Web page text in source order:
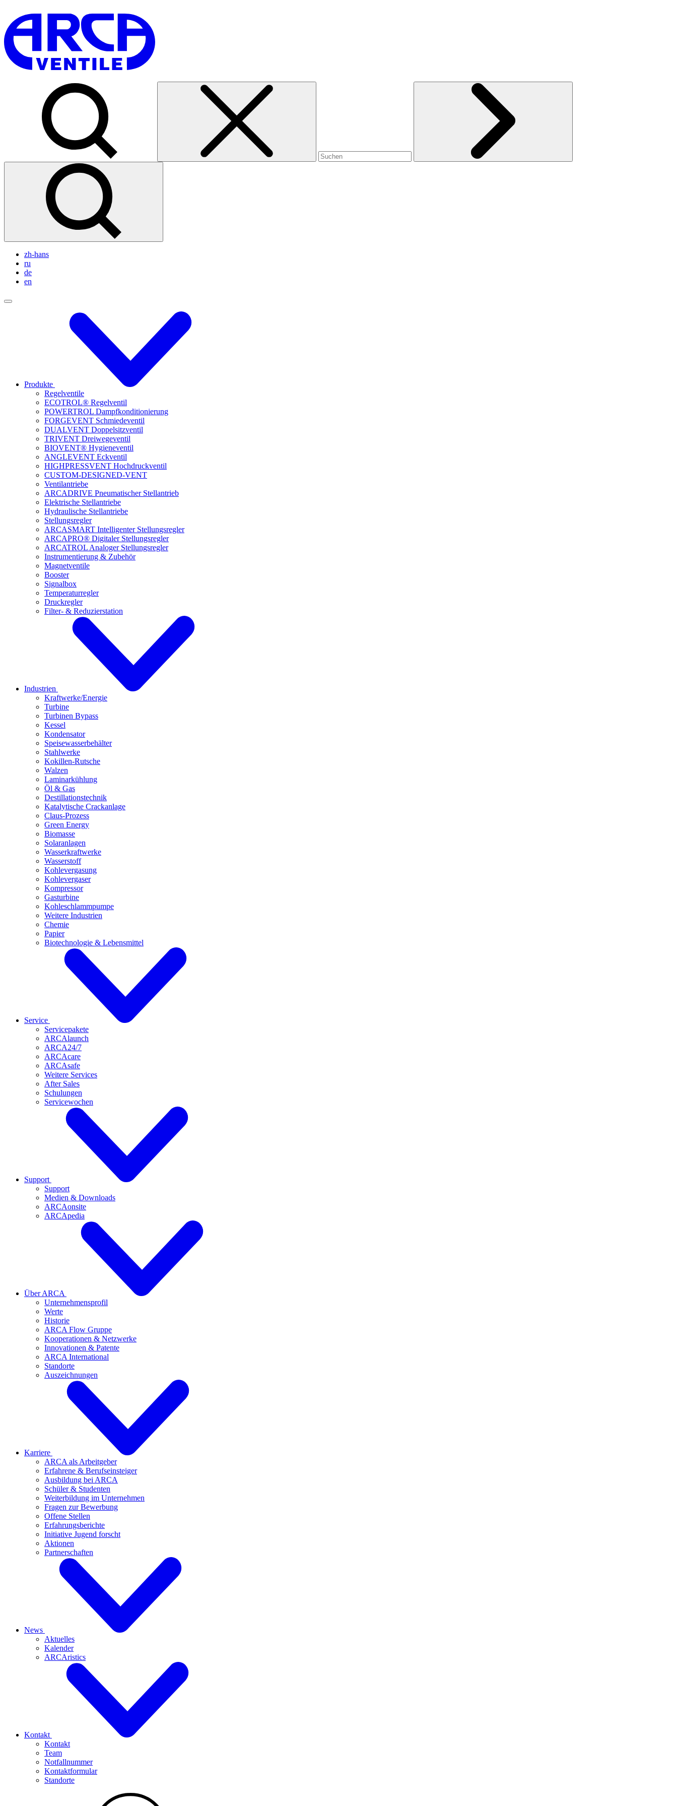
zh-hans
ru
de
en
Produkte
Regelventile
ECOTROL® Regelventil
POWERTROL Dampfkonditionierung
FORGEVENT Schmiedeventil
DUALVENT Doppelsitzventil
TRIVENT Dreiwegeventil
BIOVENT® Hygieneventil
ANGLEVENT Eckventil
HIGHPRESSVENT Hochdruckventil
CUSTOM-DESIGNED-VENT
Ventilantriebe
ARCADRIVE Pneumatischer Stellantrieb
Elektrische Stellantriebe
Hydraulische Stellantriebe
Stellungsregler
ARCASMART Intelligenter Stellungsregler
ARCAPRO® Digitaler Stellungsregler
ARCATROL Analoger Stellungsregler
Instrumentierung & Zubehör
Magnetventile
Booster
Signalbox
Temperaturregler
Druckregler
Filter- & Reduzierstation
Industrien
Kraftwerke/Energie
Turbine
Turbinen Bypass
Kessel
Kondensator
Speisewasserbehälter
Stahlwerke
Kokillen-Rutsche
Walzen
Laminarkühlung
Öl & Gas
Destillationstechnik
Katalytische Crackanlage
Claus-Prozess
Green Energy
Biomasse
Solaranlagen
Wasserkraftwerke
Wasserstoff
Kohlevergasung
Kohlevergaser
Kompressor
Gasturbine
Kohleschlammpumpe
Weitere Industrien
Chemie
Papier
Biotechnologie & Lebensmittel
Service
Servicepakete
ARCAlaunch
ARCA24/7
ARCAcare
ARCAsafe
Weitere Services
After Sales
Schulungen
Servicewochen
Support
Support
Medien & Downloads
ARCAonsite
ARCApedia
Über ARCA
Unternehmensprofil
Werte
Historie
ARCA Flow Gruppe
Kooperationen & Netzwerke
Innovationen & Patente
ARCA International
Standorte
Auszeichnungen
Karriere
ARCA als Arbeitgeber
Erfahrene & Berufseinsteiger
Ausbildung bei ARCA
Schüler & Studenten
Weiterbildung im Unternehmen
Fragen zur Bewerbung
Offene Stellen
Erfahrungsberichte
Initiative Jugend forscht
Aktionen
Partnerschaften
News
Aktuelles
Kalender
ARCAristics
Kontakt
Kontakt
Team
Notfallnummer
Kontaktformular
Standorte